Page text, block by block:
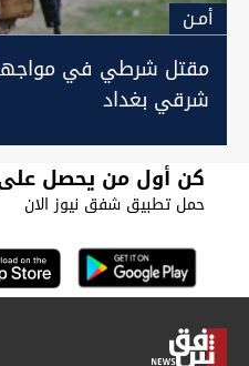
أمـن
مقتل شرطي في
شرقي بغداد
كن أول من يحصل على
حمل تطبيق شفق نيوز الان